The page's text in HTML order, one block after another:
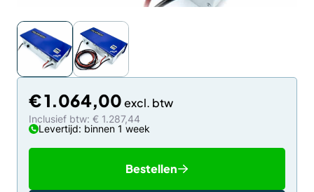
€1.064,00
Inclusief btw: € 1.287,44
Levertijd: binnen 1 week
Bestellen